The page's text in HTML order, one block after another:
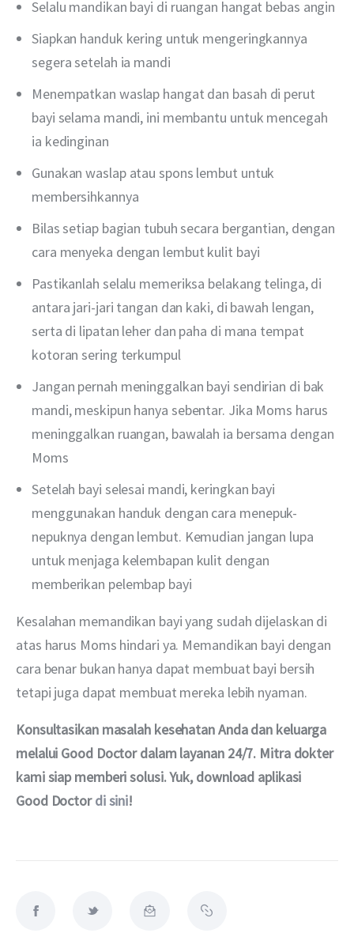
Selalu mandikan bayi di ruangan hangat bebas angin
Siapkan handuk kering untuk mengeringkannya
segera setelah ia mandi
Menempatkan waslap hangat dan basah di perut
bayi selama mandi, ini membantu untuk mencegah
ia kedinginan
Gunakan waslap atau spons lembut untuk
membersihkannya
Bilas setiap bagian tubuh secara bergantian, dengan
cara menyeka dengan lembut kulit bayi
Pastikanlah selalu memeriksa belakang telinga, di
antara jari-jari tangan dan kaki, di bawah lengan,
serta di lipatan leher dan paha di mana tempat
kotoran sering terkumpul
Jangan pernah meninggalkan bayi sendirian di bak
mandi, meskipun hanya sebentar. Jika Moms harus
meninggalkan ruangan, bawalah ia bersama dengan
Moms
Setelah bayi selesai mandi, keringkan bayi
menggunakan handuk dengan cara menepuk-
nepuknya dengan lembut. Kemudian jangan lupa
untuk menjaga kelembapan kulit dengan
memberikan pelembap bayi
Kesalahan memandikan bayi yang sudah dijelaskan di
atas harus Moms hindari ya. Memandikan bayi dengan
cara benar bukan hanya dapat membuat bayi bersih
tetapi juga dapat membuat mereka lebih nyaman.
Konsultasikan masalah kesehatan Anda dan keluarga
melalui Good Doctor dalam layanan 24/7. Mitra dokter
kami siap memberi solusi. Yuk, download aplikasi
Good Doctor di sini!